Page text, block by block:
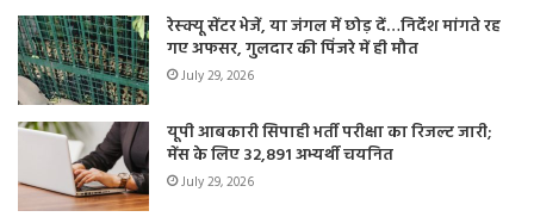
रेस्क्यू सेंटर भेजें, या जंगल में छोड़ दें…निर्देश मांगते रह
गए अफसर, गुलदार की पिंजरे में ही मौत
July 29, 2026
यूपी आबकारी सिपाही भर्ती परीक्षा का रिजल्ट जारी;
मेंस के लिए 32,891 अभ्यर्थी चयनित
July 29, 2026